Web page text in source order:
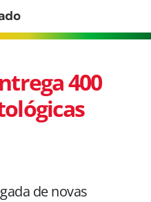
400
de novas